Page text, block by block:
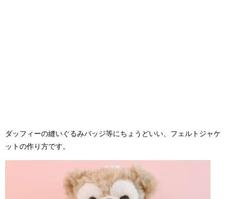
ダッフィーの縫いぐるみバッジ等にちょうどいい、フェルトジャケ
ットの作り方です。